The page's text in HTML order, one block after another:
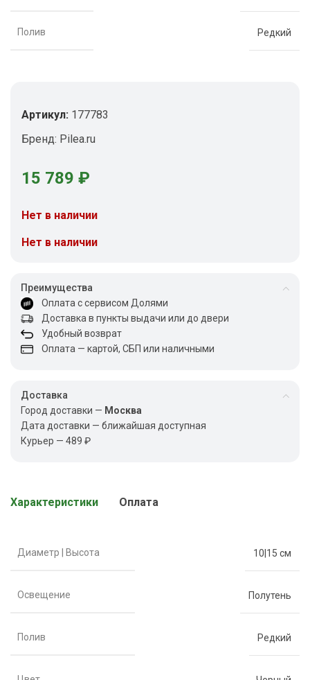
Полив Редкий
Артикул: 177783
Бренд: Pilea.ru
15 789 ₽
Нет в наличии
Нет в наличии
Преимущества
Оплата с сервисом Долями
Доставка в пункты выдачи или до двери
Удобный возврат
Оплата — картой, СБП или наличными
Доставка
Город доставки — Москва
Дата доставки — ближайшая доступная
Курьер — 489 ₽
Характеристики Оплата
Диаметр | Высота 10|15 см
Освещение Полутень
Полив Редкий